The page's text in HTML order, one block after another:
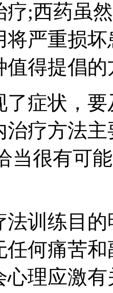
疗;西药虽
将严重损
值得提倡的
状，要
治疗方法
当很有可
练目的
任何痛苦
心理应激